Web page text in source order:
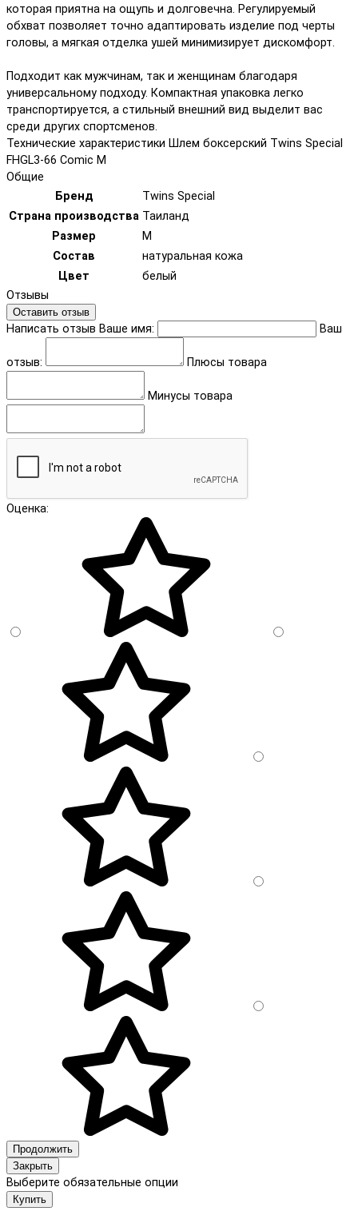
которая приятна на ощупь и долговечна. Регулируемый
обхват позволяет точно адаптировать изделие под черты
головы, а мягкая отделка ушей минимизирует дискомфорт.
Подходит как мужчинам, так и женщинам благодаря
универсальному подходу. Компактная упаковка легко
транспортируется, а стильный внешний вид выделит вас
среди других спортсменов.
Технические характеристики Шлем боксерский Twins Special
FHGL3-66 Comic M
Общие
Бренд
Twins Special
Страна производства Таиланд
Размер
M
Состав
натуральная кожа
Цвет
белый
Отзывы
Оставить отзыв
Написать отзыв Ваше имя: Ваш
отзыв: Плюсы товара
Минусы товара
Оценка:
Продолжить
Закрыть
Выберите обязательные опции
Купить